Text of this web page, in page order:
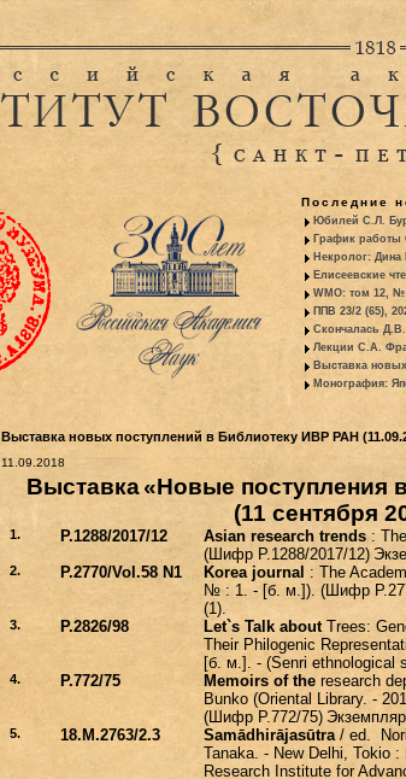
Последние
Юбилей С.Л.
График работы
Некролог: Дина
Елисеевские
WMO: том 12, №
ППВ 23/2 (65),
Скончалась
Лекции С.А.
Выставка
Монография:
Выставка новых поступлений в Библиотеку ИВР РАН
11.09.2018
Выставка«Новые поступления
(11 сентября
1. P.1288/2017/12 Asian research trends: The
(Шифр P.1288/2017/12)
2. P.2770/Vol.58 N1 Korea journal : The
№ : 1. - [б. м.]). (Шифр
(1).
3. P.2826/98 Let`s Talk aboutTrees:
Their Philogenic
[б. м.]. - (Senri ethnological
4. P.772/75 Memoirs of theresearch
Bunko (Oriental Library. -
(Шифр P.772/75)
5. 18.M.2763/2.3 Samādhirājasūtra/ ed.
Tanaka. - New Delhi, Tokio
Research Institute for